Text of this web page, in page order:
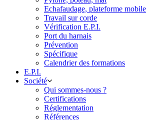
Echafaudage, plateforme mobile
Travail sur corde
Vérification E.P.I.
Port du harnais
Prévention
Spécifique
Calendrier des formations
E.P.I.
Société
Qui sommes-nous ?
Certifications
Réglementation
Références